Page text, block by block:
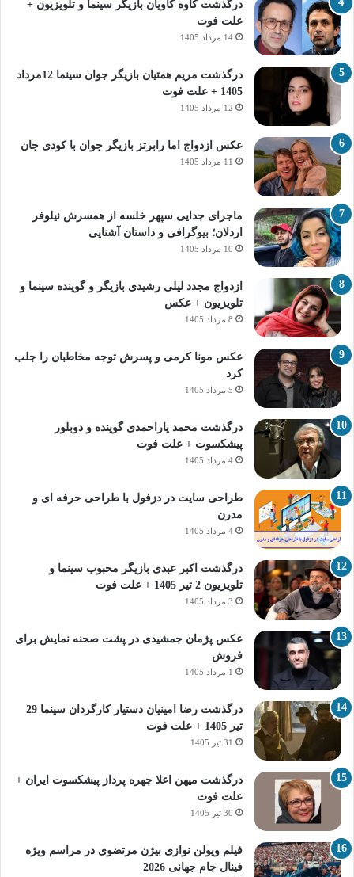
درگذشت کاوه کاویان بازیگر سینما و تلویزیون +
علت فوت
14 مرداد 1405
درگذشت مریم همتیان بازیگر جوان سینما 12مرداد
1405 + علت فوت
12 مرداد 1405
عکس ازدواج اما رابرتز بازیگر جوان با کودی جان
11 مرداد 1405
ماجرای جدایی سپهر خلسه از همسرش نیلوفر
اردلان؛ بیوگرافی و داستان آشنایی
10 مرداد 1405
ازدواج مجدد لیلی رشیدی بازیگر و گوینده سینما و
تلویزیون + عکس
8 مرداد 1405
عکس مونا کرمی و پسرش توجه مخاطبان را جلب
کرد
5 مرداد 1405
درگذشت محمد یاراحمدی گوینده و دوبلور
پیشکسوت + علت فوت
4 مرداد 1405
طراحی سایت در دزفول با طراحی حرفه‌ ای و
مدرن
4 مرداد 1405
درگذشت اکبر عبدی بازیگر محبوب سینما و
تلویزیون 2 تیر 1405 + علت فوت
3 مرداد 1405
عکس پژمان جمشیدی در پشت صحنه نمایش برای
فروش
1 مرداد 1405
درگذشت رضا امینیان دستیار کارگردان سینما 29
تیر 1405 + علت فوت
31 تیر 1405
درگذشت میهن اعلا چهره پرداز پیشکسوت ایران +
علت فوت
30 تیر 1405
فیلم ویولن نوازی بیژن مرتضوی در مراسم ویژه
فینال جام جهانی 2026